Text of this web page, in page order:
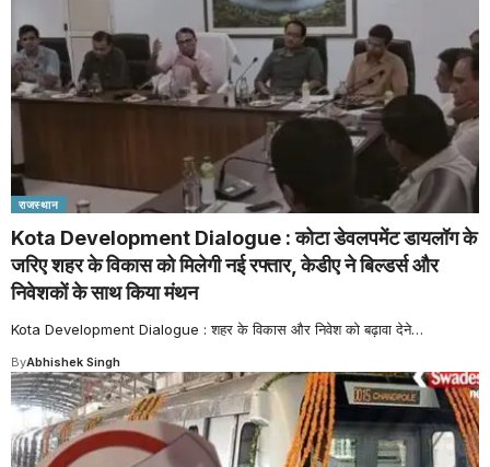
राजस्थान
Kota Development Dialogue : कोटा डेवलपमेंट डायलॉग के
जरिए शहर के विकास को मिलेगी नई रफ्तार, केडीए ने बिल्डर्स और
निवेशकों के साथ किया मंथन
Kota Development Dialogue : शहर के विकास और निवेश को बढ़ावा देने…
ByAbhishek Singh